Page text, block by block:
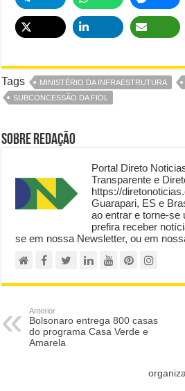
Tags MINISTÉRIO DA INFRAESTRUTURA
SUBCONCESSÃO DA FIOL
Sobre Redação
Portal Direto
Transparente e
https://
Guarapari, ES e
ao entrar e torne-se
prefira receber
se em nossa Newsletter, ou em
Anterior
Bolsonaro entrega 800 casas
do programa Casa Verde e
Amarela